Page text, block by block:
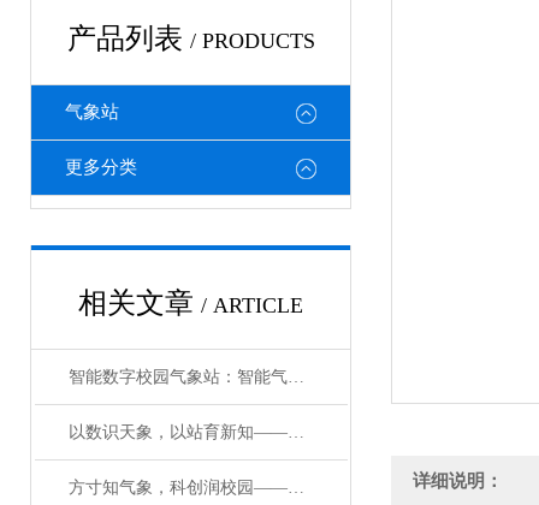
产品列表 / PRODUCTS
气象站
更多分类
相关文章 / ARTICLE
智能数字校园气象站：智能气象护航，筑牢校园育人新阵地
以数识天象，以站育新知——智能数字校园气象站系统赋能校园科普
方寸知气象，科创润校园——一体化校园气象观测设备科普介绍#2026已更新 详细说明：